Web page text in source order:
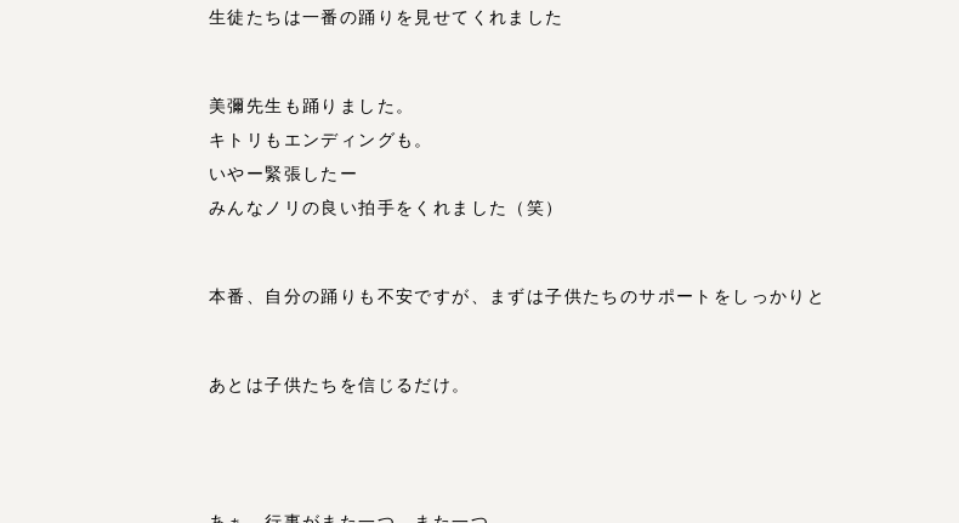
生徒たちは一番の踊りを見せてくれました
美彌先生も踊りました。
キトリもエンディングも。
いやー緊張したー
みんなノリの良い拍手をくれました（笑）
本番、自分の踊りも不安ですが、まずは子供たちのサポートをしっかりと
あとは子供たちを信じるだけ。